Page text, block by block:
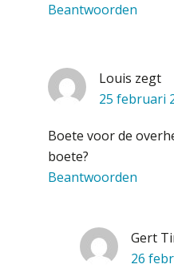
Beantwoorden
Louis zegt
25 februari
Boete voor de
boete?
Beantwoorden
Gert
26
Het